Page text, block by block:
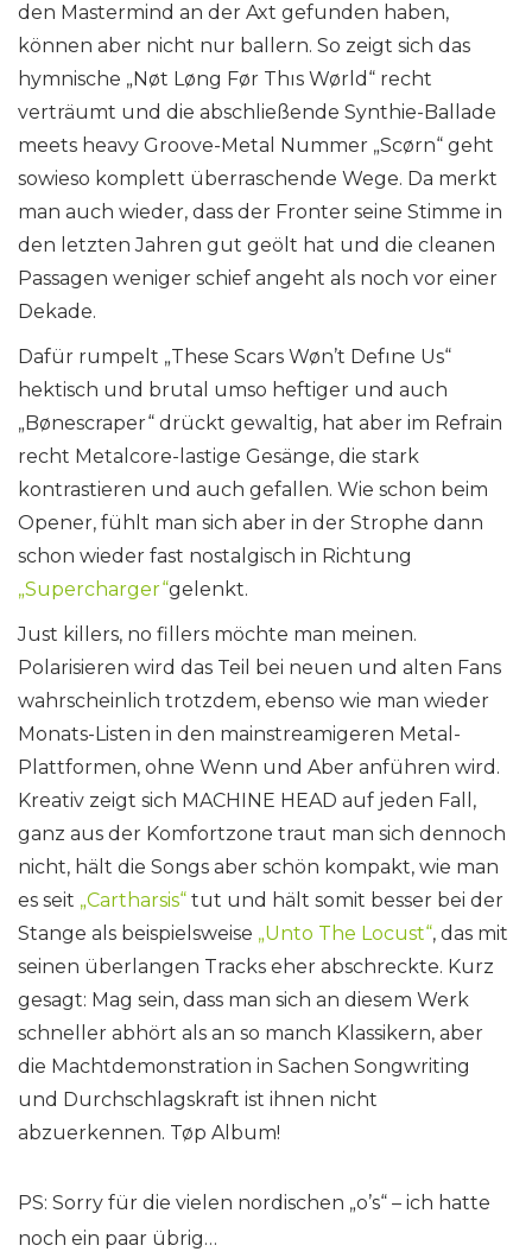
den Mastermind an der Axt gefunden haben,
können aber nicht nur ballern. So zeigt sich das
hymnische „Nøt Løng Før Thıs Wørld“ recht
verträumt und die abschließende Synthie-Ballade
meets heavy Groove-Metal Nummer „Scørn“ geht
sowieso komplett überraschende Wege. Da merkt
man auch wieder, dass der Fronter seine Stimme in
den letzten Jahren gut geölt hat und die cleanen
Passagen weniger schief angeht als noch vor einer
Dekade.
Dafür rumpelt „These Scars Wøn’t Defıne Us“
hektisch und brutal umso heftiger und auch
„Bønescraper“ drückt gewaltig, hat aber im Refrain
recht Metalcore-lastige Gesänge, die stark
kontrastieren und auch gefallen. Wie schon beim
Opener, fühlt man sich aber in der Strophe dann
schon wieder fast nostalgisch in Richtung
„Supercharger“gelenkt.
Just killers, no fillers möchte man meinen.
Polarisieren wird das Teil bei neuen und alten Fans
wahrscheinlich trotzdem, ebenso wie man wieder
Monats-Listen in den mainstreamigeren Metal-
Plattformen, ohne Wenn und Aber anführen wird.
Kreativ zeigt sich MACHINE HEAD auf jeden Fall,
ganz aus der Komfortzone traut man sich dennoch
nicht, hält die Songs aber schön kompakt, wie man
es seit „Cartharsis“ tut und hält somit besser bei der
Stange als beispielsweise „Unto The Locust“, das mit
seinen überlangen Tracks eher abschreckte. Kurz
gesagt: Mag sein, dass man sich an diesem Werk
schneller abhört als an so manch Klassikern, aber
die Machtdemonstration in Sachen Songwriting
und Durchschlagskraft ist ihnen nicht
abzuerkennen. Tøp Album!
PS: Sorry für die vielen nordischen „o’s“ – ich hatte
noch ein paar übrig…